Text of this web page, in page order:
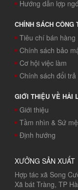
Hướng dẫn lợp
CHÍNH SÁCH CÔNG
Tiêu chí bán hàng
Chính sách bảo
Cơ hội việc làm
Chính sách đổi trả
GIỚI THIỆU VỀ HẢI
Giới thiệu
Tầm nhìn & Sứ
Định hướng
XƯỞNG SẢN XUẤT
Hợp tác xã Song
Xã bát Tràng, TP